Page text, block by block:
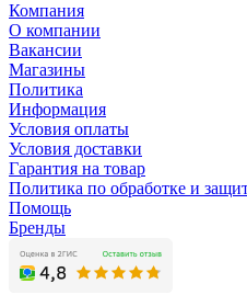
Компания
О компании
Вакансии
Магазины
Политика
Информация
Условия оплаты
Условия доставки
Гарантия на товар
Политика по обработке и
Помощь
Бренды